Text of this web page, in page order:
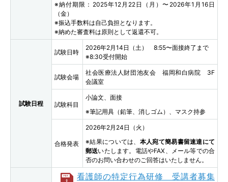
※納付期限：2025年12月22日（月）〜2026年1月16日
（金）
※振込手数料は自己負担となります。
※納めた審査料は原則として返還不可。
試験日程
試験日時
2026年2月14日（土） 8:55〜面接終了まで
※8:30受付開始
試験会場
社会医療法人財団池友会 福岡和白病院 3F
会議室
試験科目
小論文、面接
※筆記用具（鉛筆、消しゴム）、マスク持参
合格発表
2026年2月24日（火）
※結果については、 本人宛て簡易書留速達にて
郵送いたします。電話やFAX、メール等での合
否のお問い合わせのご回答はいたしません。
看護師の特定行為研修 受講者募集